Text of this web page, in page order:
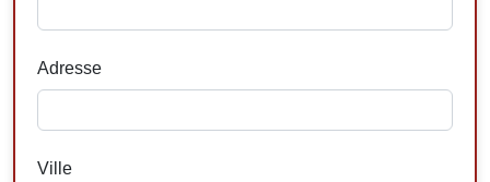
Adresse
Ville